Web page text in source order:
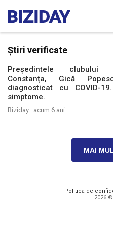
Știri verificate
Președintele clubului
Constanța, Gică
diagnosticat cu COVID-
simptome.
Biziday · acum 6 ani
MAI
Politica de
2026